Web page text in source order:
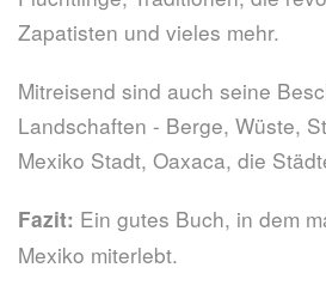
Zapatisten und vieles mehr.
Mitreisend sind auch seine
Landschaften - Berge, Wüste,
Mexiko Stadt, Oaxaca, die
Fazit: Ein gutes Buch, in dem
Mexiko miterlebt.